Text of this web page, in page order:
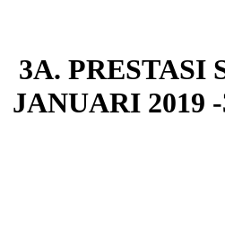
3A. PRESTASI
JANUARI 2019